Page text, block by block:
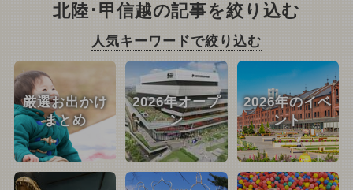
北陸･甲信越の記事を絞り込む
人気キーワードで絞り込む
厳選お出かけ
まとめ
2026年オープ
ン
2026年のイベ
ント